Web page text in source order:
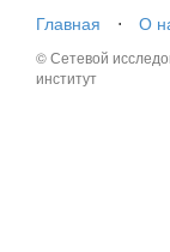
Главная
⋅ О
© Сетевой
институт